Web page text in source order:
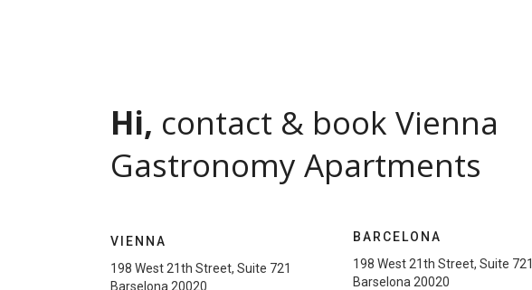
Hi, contact & book Vienna
Gastronomy Apartments
VIENNA
198 West 21th Street, Suite 721
Barselona 20020
BARCELONA
198 West 21th Street, Suite 721
Barselona 20020